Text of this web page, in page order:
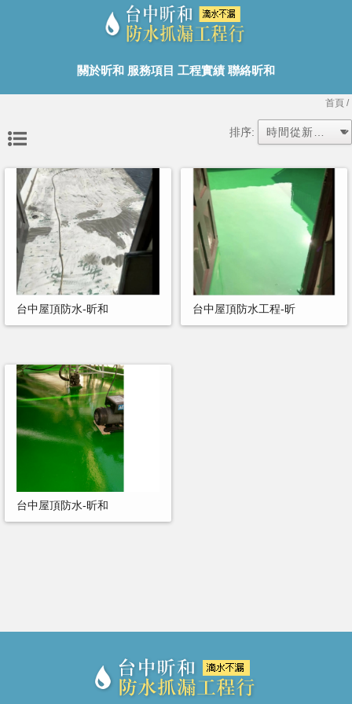
關於昕和 服務項目 工程實績 聯絡昕和
首頁/
排序:
台中屋頂防水-昕和 台中屋頂防水工程-昕
台中屋頂防水-昕和